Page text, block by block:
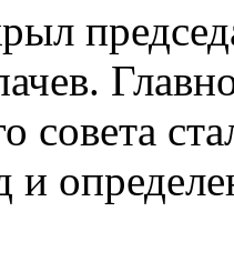
совета